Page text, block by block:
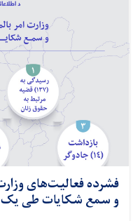
فشرده فعالیت‌های
و سمع شکایات طی